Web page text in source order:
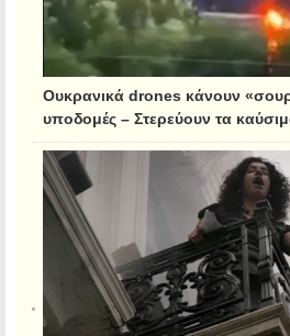
Ουκρανικά drones κάνουν
υποδομές – Στερεύουν τα